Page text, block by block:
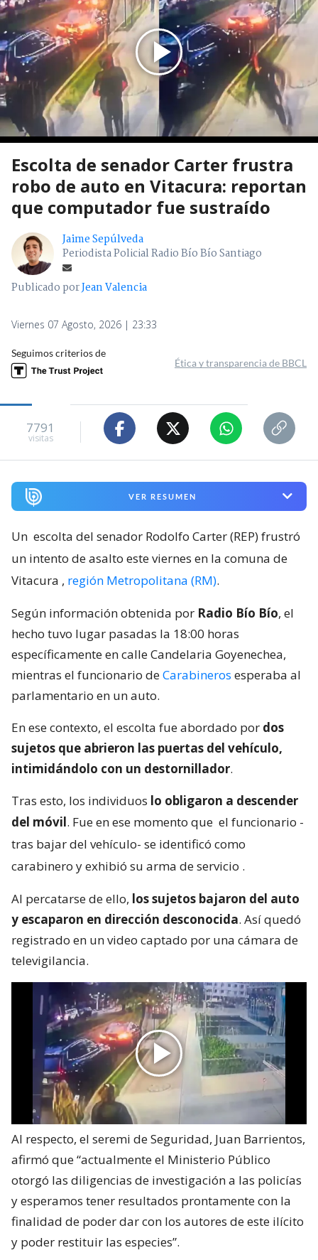
Escolta de senador Carter frustra
robo de auto en Vitacura: reportan
que computador fue sustraído
Jaime Sepúlveda
Periodista Policial Radio Bío Bío Santiago
Publicado porJean Valencia
Viernes 07 Agosto, 2026 | 23:33
Seguimos criterios de
Ética y transparencia de BBCL
7791
visitas
VER RESUMEN
Un escolta del senador Rodolfo Carter (REP) frustró
un intento de asalto este viernes en la comuna de
Vitacura , región Metropolitana (RM).
Según información obtenida por Radio Bío Bío, el
hecho tuvo lugar pasadas la 18:00 horas
específicamente en calle Candelaria Goyenechea,
mientras el funcionario deCarabineros esperaba al
parlamentario en un auto.
En ese contexto, el escolta fue abordado por dos
sujetos que abrieron las puertas del vehículo,
intimidándolo con un destornillador.
Tras esto, los individuos lo obligaron a descender
del móvil. Fue en ese momento que el funcionario -
tras bajar del vehículo- se identificó como
carabinero y exhibió su arma de servicio .
Al percatarse de ello, los sujetos bajaron del auto
y escaparon en dirección desconocida. Así quedó
registrado en un video captado por una cámara de
televigilancia.
Al respecto, el seremi de Seguridad, Juan Barrientos,
afirmó que “actualmente el Ministerio Público
otorgó las diligencias de investigación a las policías
y esperamos tener resultados prontamente con la
finalidad de poder dar con los autores de este ilícito
y poder restituir las especies”.